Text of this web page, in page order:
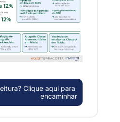
Clique aqui para
encaminhar